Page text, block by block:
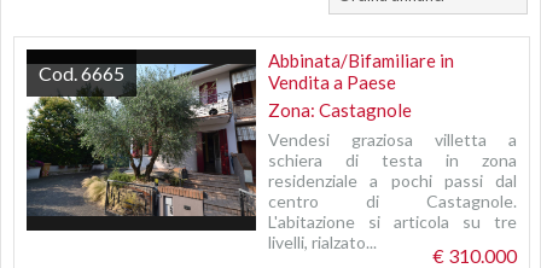
Abbinata/Bifamiliare in
Vendita a Paese
Zona: Castagnole
Vendesi graziosa villetta a
schiera di testa in zona
residenziale a pochi passi dal
centro di Castagnole.
L'abitazione si articola su tre
livelli, rialzato...
€ 310.000
Cod. 6665